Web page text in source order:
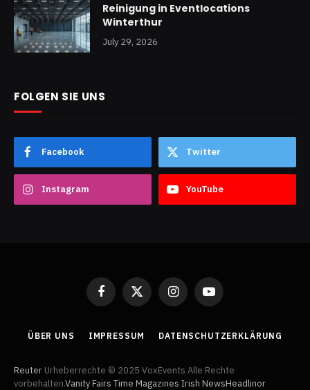
Reinigung in Eventlocations
Winterthur
July 29, 2026
FOLGEN SIE UNS
Facebook Twitter
Instagram YouTube
Facebook
X
(Twitter)
InstagramYouTube
ÜBER UNS IMPRESSUM DATENSCHUTZERKLÄRUNG
Reuter Urheberrechte © 2025 VoxEvents Alle Rechte
vorbehalten.Vanity Fairs Time Magazines Irish NewsHeadlinor